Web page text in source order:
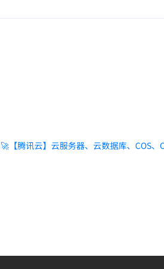
🚀【腾讯云】云服务器、云数据库、COS